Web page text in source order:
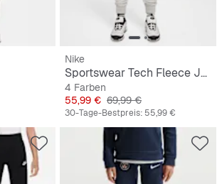
Nike
Sportswear Tech Fleece Jogger
4 Farben
Preis
55,99 € Originalpreis
69,99 €
30-Tage-Bestpreis: 55,99 €